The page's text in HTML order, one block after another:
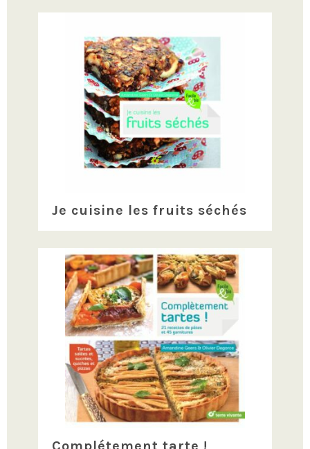
Je cuisine les fruits séchés